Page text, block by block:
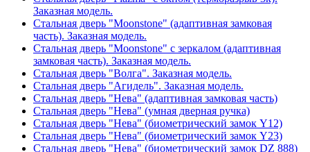
Заказная модель.
Стальная дверь "Moonstone" (адаптивная замковая
часть). Заказная модель.
Стальная дверь "Moonstone" с зеркалом (адаптивная
замковая часть). Заказная модель.
Стальная дверь "Волга". Заказная модель.
Стальная дверь "Агидель". Заказная модель.
Стальная дверь "Нева" (адаптивная замковая часть)
Стальная дверь "Нева" (умная дверная ручка)
Стальная дверь "Нева" (биометрический замок Y12)
Стальная дверь "Нева" (биометрический замок Y23)
Стальная дверь "Нева" (биометрический замок DZ 888)